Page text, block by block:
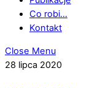
Co robi…
Kontakt
Close Menu
28 lipca 2020